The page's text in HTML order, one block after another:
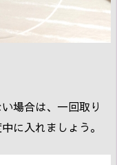
場合は、一回取り
に入れましょう。